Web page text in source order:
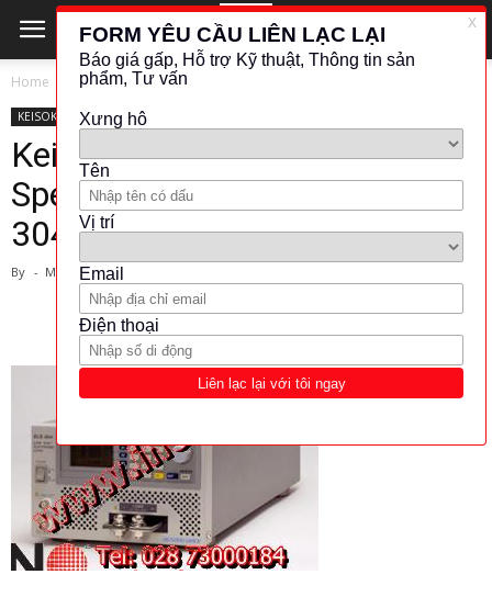
Home KEISOKU GIKEN
KEISOKU GIKEN KHÁC (ĐO LƯỜNG - KIỂM TRA)
Keisoku Giken, Ultra High
Speed Electronic Load (ELS-
304)
By - March 1, 2024